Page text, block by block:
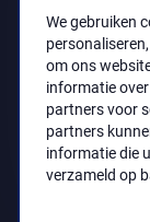
We gebruiken
om ons
informatie
partners voor
partners
informatie die
verzameld op
Déclaration
© 2021